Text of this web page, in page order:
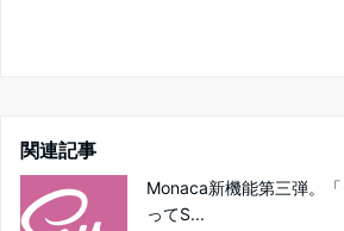
関連記事
Monaca新機能第三弾。
ってS...